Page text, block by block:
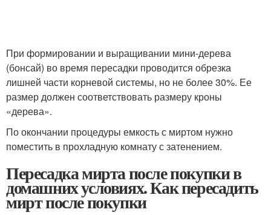
При формировании и выращивании мини-дерева
(бонсай) во время пересадки проводится обрезка
лишней части корневой системы, но не более 30%. Ее
размер должен соответствовать размеру кроны
«дерева».
По окончании процедуры емкость с миртом нужно
поместить в прохладную комнату с затенением.
Пересадка мирта после покупки в
домашних условиях. Как пересадить
мирт после покупки